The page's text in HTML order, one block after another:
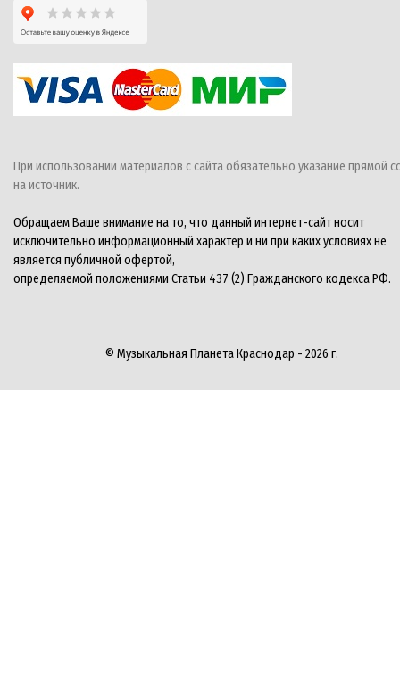
При использовании материалов с сайта обязательно указание прямой
на источник.
Обращаем Ваше внимание на то, что данный интернет-сайт носит
исключительно информационный характер и ни при каких условиях не
является публичной офертой,
определяемой положениями Статьи 437 (2) Гражданского кодекса РФ.
© Музыкальная Планета Краснодар - 2026 г.